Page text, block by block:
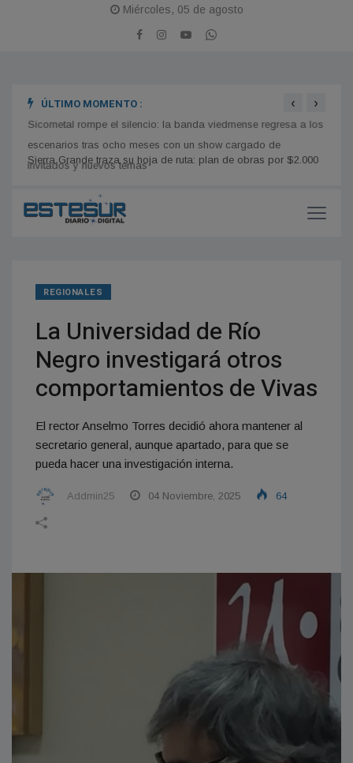
Miércoles, 05 de agosto
ÚLTIMO MOMENTO :
Sicometal rompe el silencio: la banda viedmense regresa a los
escenarios tras ocho meses con un show cargado de
invitados y nuevos temas
‹ ›
REGIONALES
La Universidad de Río
Negro investigará otros
comportamientos de Vivas
El rector Anselmo Torres decidió ahora mantener al
secretario general, aunque apartado, para que se
pueda hacer una investigación interna.
Addmin25 04 Noviembre, 2025 64